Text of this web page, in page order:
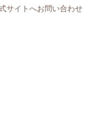
サイトへお問い合わせ